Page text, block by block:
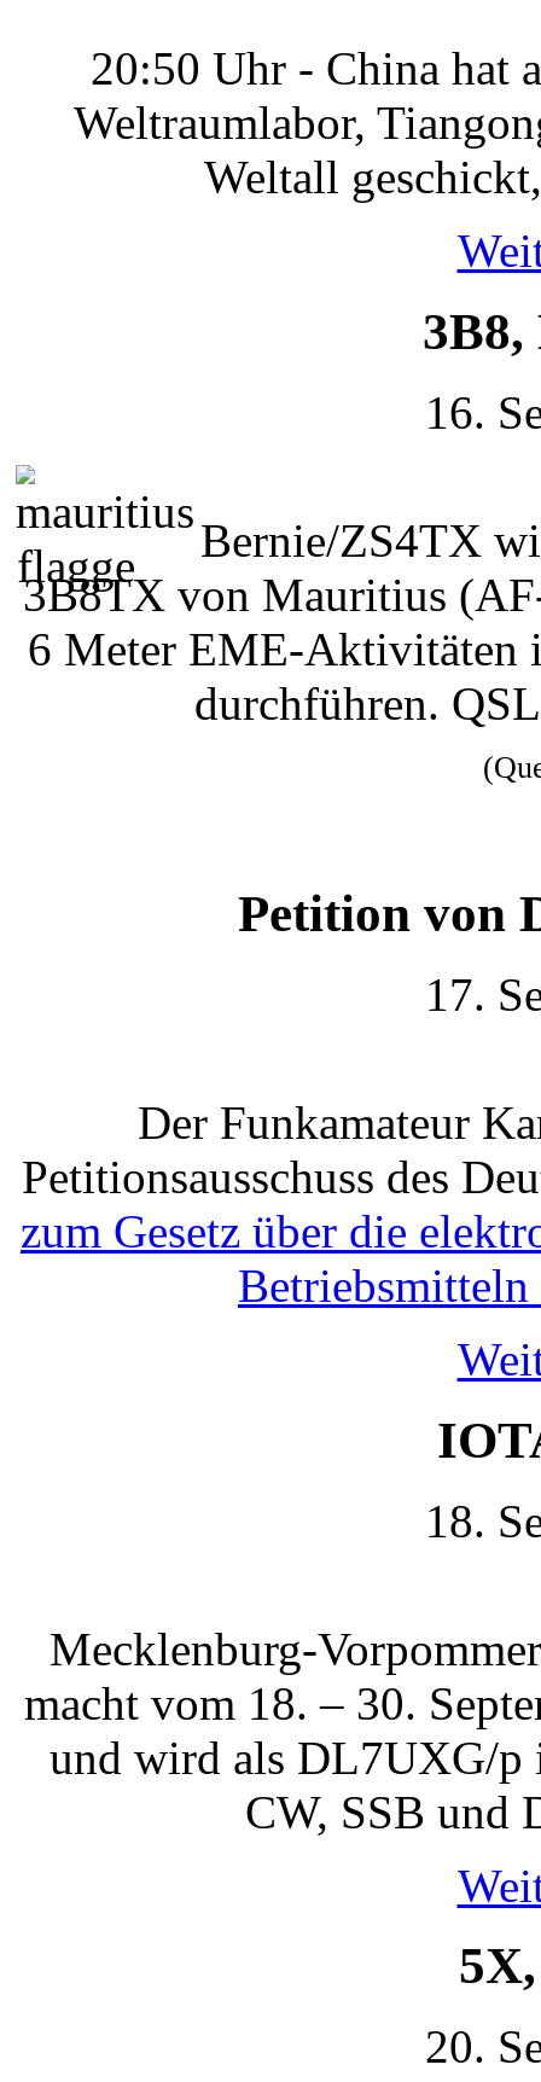
20:50 Uhr - China hat
Weltraumlabor,
Weltall
16.
Bernie/ZS4TX
3B8TX von Mauritius
6 Meter EME-
durchführen.
Petition von
17.
Der Funkamateur
Petitionsausschuss des
zum Gesetz über die
18.
Mecklenburg-
macht vom 18. – 30.
und wird als DL7UXG/
CW, SSB und
20.